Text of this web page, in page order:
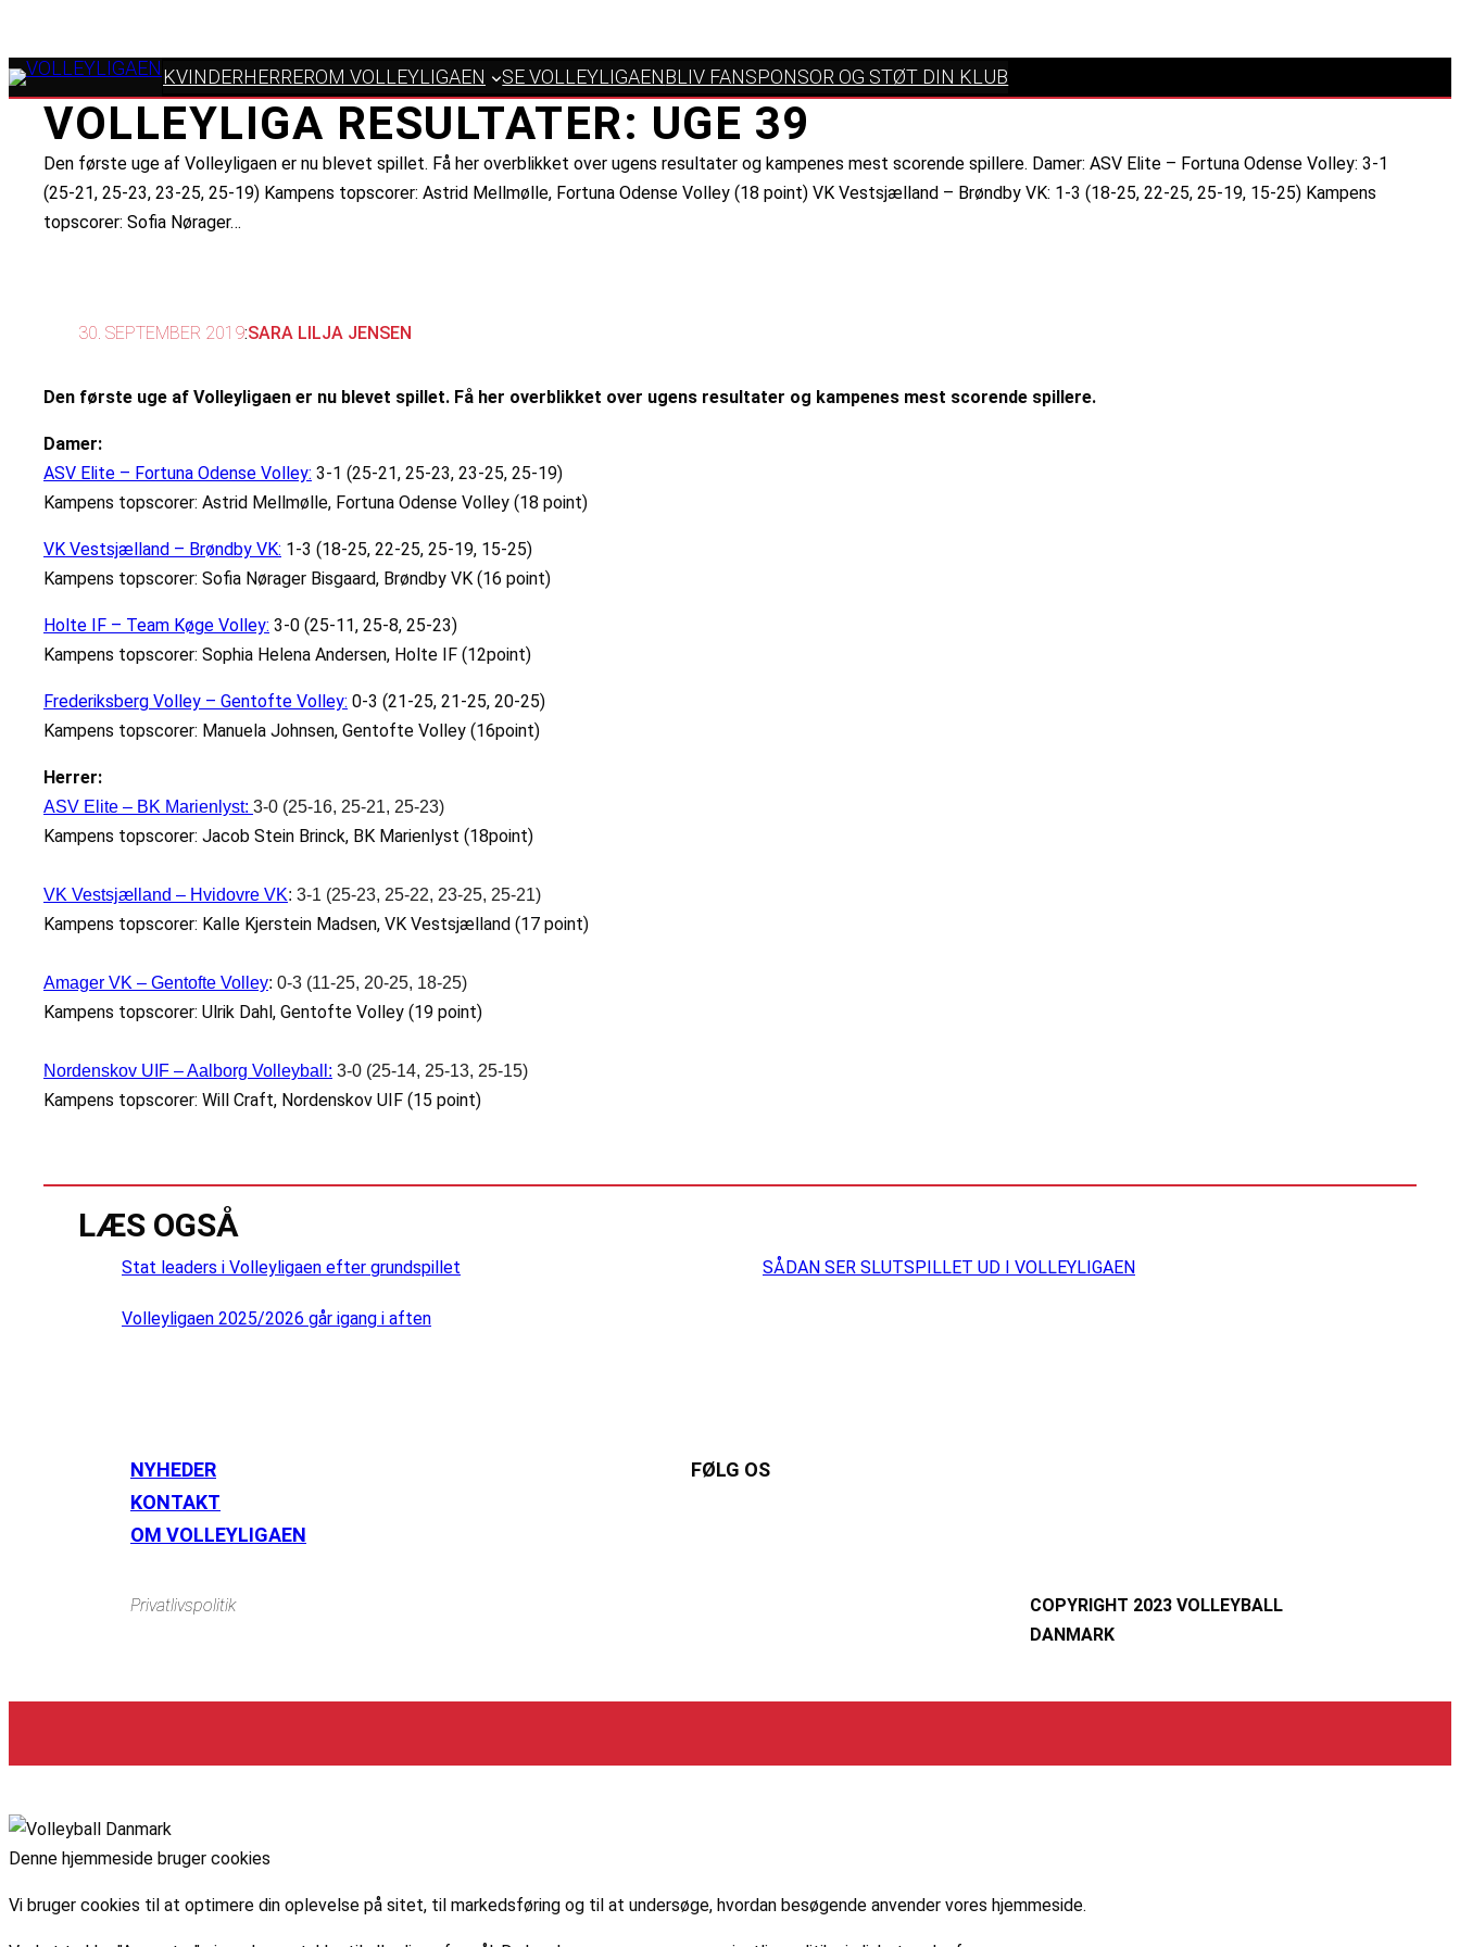
KVINDERHERREROM VOLLEYLIGAEN SE VOLLEYLIGAENBLIV FANSPONSOR OG STØT DIN KLUB
VOLLEYLIGA RESULTATER: UGE 39
Den første uge af Volleyligaen er nu blevet spillet. Få her overblikket over ugens resultater og kampenes mest scorende spillere. Damer: ASV Elite – Fortuna Odense Volley: 3-1
(25-21, 25-23, 23-25, 25-19) Kampens topscorer: Astrid Mellmølle, Fortuna Odense Volley (18 point) VK Vestsjælland – Brøndby VK: 1-3 (18-25, 22-25, 25-19, 15-25) Kampens
topscorer: Sofia Nørager…
30. SEPTEMBER 2019:SARA LILJA JENSEN
Den første uge af Volleyligaen er nu blevet spillet. Få her overblikket over ugens resultater og kampenes mest scorende spillere.
Damer:
ASV Elite – Fortuna Odense Volley: 3-1 (25-21, 25-23, 23-25, 25-19)
Kampens topscorer: Astrid Mellmølle, Fortuna Odense Volley (18 point)
VK Vestsjælland – Brøndby VK: 1-3 (18-25, 22-25, 25-19, 15-25)
Kampens topscorer: Sofia Nørager Bisgaard, Brøndby VK (16 point)
Holte IF – Team Køge Volley: 3-0 (25-11, 25-8, 25-23)
Kampens topscorer: Sophia Helena Andersen, Holte IF (12point)
Frederiksberg Volley – Gentofte Volley: 0-3 (21-25, 21-25, 20-25)
Kampens topscorer: Manuela Johnsen, Gentofte Volley (16point)
Herrer:
ASV Elite – BK Marienlyst: 3-0 (25-16, 25-21, 25-23)
Kampens topscorer: Jacob Stein Brinck, BK Marienlyst (18point)
VK Vestsjælland – Hvidovre VK: 3-1 (25-23, 25-22, 23-25, 25-21)
Kampens topscorer: Kalle Kjerstein Madsen, VK Vestsjælland (17 point)
Amager VK – Gentofte Volley: 0-3 (11-25, 20-25, 18-25)
Kampens topscorer: Ulrik Dahl, Gentofte Volley (19 point)
Nordenskov UIF – Aalborg Volleyball : 3-0 (25-14, 25-13, 25-15)
Kampens topscorer: Will Craft, Nordenskov UIF (15 point)
LÆS OGSÅ
Stat leaders i Volleyligaen efter grundspillet SÅDAN SER SLUTSPILLET UD I VOLLEYLIGAEN
Volleyligaen 2025/2026 går igang i aften
NYHEDER
KONTAKT
OM VOLLEYLIGAEN
FØLG OS
Privatlivspolitik
COPYRIGHT 2023 VOLLEYBALL
DANMARK
Denne hjemmeside bruger cookies
Vi bruger cookies til at optimere din oplevelse på sitet, til markedsføring og til at undersøge, hvordan besøgende anvender vores hjemmeside.